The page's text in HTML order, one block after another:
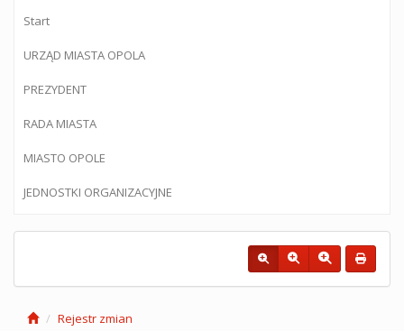
Start
URZĄD MIASTA OPOLA
PREZYDENT
RADA MIASTA
MIASTO OPOLE
JEDNOSTKI ORGANIZACYJNE
Rejestr zmian